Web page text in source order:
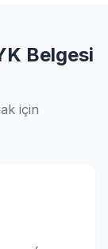
Belgesi
için